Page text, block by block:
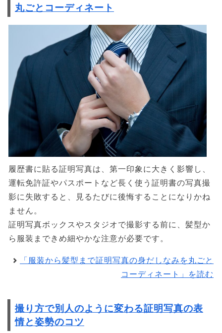
丸ごとコーディネート
履歴書に貼る証明写真は、第一印象に大きく影響し、
運転免許証やパスポートなど長く使う証明書の写真撮
影に失敗すると、見るたびに後悔することになりかね
ません。
証明写真ボックスやスタジオで撮影する前に、髪型か
ら服装まできめ細やかな注意が必要です。
「服装から髪型まで証明写真の身だしなみを丸ごと
コーディネート」を読む
撮り方で別人のように変わる証明写真の表
情と姿勢のコツ